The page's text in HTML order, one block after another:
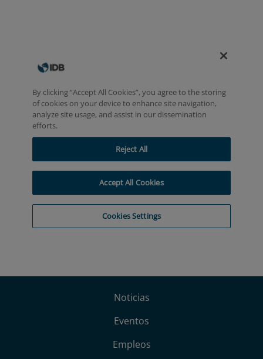
Noticias
Eventos
Empleos